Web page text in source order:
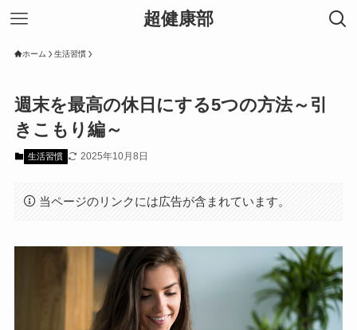
超健康部
ホーム 生活習慣
週末を最高の休日にする5つの方法～引
きこもり編～
生活習慣 2025年10月8日
当ページのリンクには広告が含まれています。